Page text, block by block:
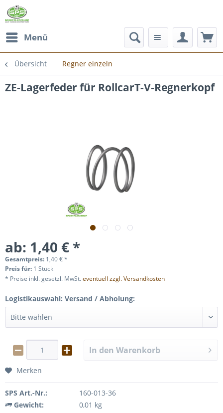
Menü
Übersicht Regner einzeln
ZE-Lagerfeder für RollcarT-V-Regnerkopf
ab: 1,40 € *
Gesamtpreis: 1,40€*
Preis für: 1 Stück
* Preise inkl. gesetzl. MwSt.eventuell zzgl. Versandkosten
Logistikauswahl: Versand / Abholung:
In den Warenkorb
Merken
SPS Art.-Nr.:
160-013-36
Gewicht:
0,01 kg